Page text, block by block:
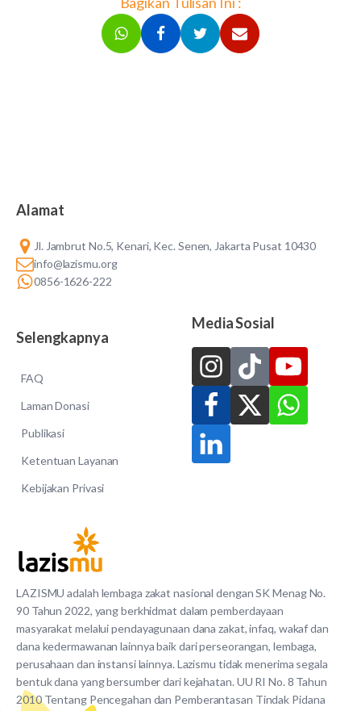
LAZISMU adalah lembaga zakat nasional dengan SK Menag No.
90 Tahun 2022, yang berkhidmat dalam pemberdayaan
masyarakat melalui pendayagunaan dana zakat, infaq, wakaf dan
dana kedermawanan lainnya baik dari perseorangan, lembaga,
perusahaan dan instansi lainnya. Lazismu tidak menerima segala
bentuk dana yang bersumber dari kejahatan. UU RI No. 8 Tahun
2010 Tentang Pencegahan dan Pemberantasan Tindak Pidana
Alamat
Jl. Jambrut No.5, Kenari, Kec. Senen, Jakarta Pusat 10430
info@lazismu.org
0856-1626-222
Selengkapnya
FAQ
Laman Donasi
Publikasi
Ketentuan Layanan
Kebijakan Privasi
Media Sosial